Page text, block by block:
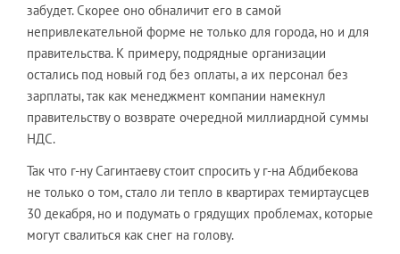
забудет. Скорее оно обналичит его в самой
непривлекательной форме не только для города, но и для
правительства. К примеру, подрядные организации
остались под новый год без оплаты, а их персонал без
зарплаты, так как менеджмент компании намекнул
правительству о возврате очередной миллиардной суммы
НДС.
Так что г-ну Сагинтаеву стоит спросить у г-на Абдибекова
не только о том, стало ли тепло в квартирах темиртаусцев
30 декабря, но и подумать о грядущих проблемах, которые
могут свалиться как снег на голову.